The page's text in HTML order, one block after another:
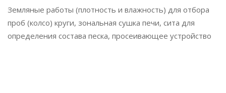
Земляные работы (плотность и влажность) для отбора
проб (колсо) круги, зональная сушка печи, сита для
определения состава песка, просеивающее устройство